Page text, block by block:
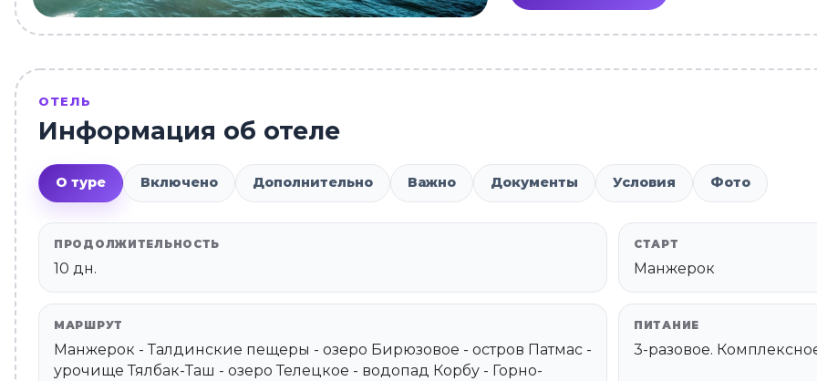
ОТЕЛЬ
Информация об отеле
О туре Включено Дополнительно Важно Документы Условия Фото
ПРОДОЛЖИТЕЛЬНОСТЬ
10 дн.
СТАРТ
Манжерок
МАРШРУТ
Манжерок - Талдинские пещеры - озеро Бирюзовое - остров Патмас -
урочище Тялбак-Таш - озеро Телецкое - водопад Корбу - Горно-
ПИТАНИЕ
3-разовое.